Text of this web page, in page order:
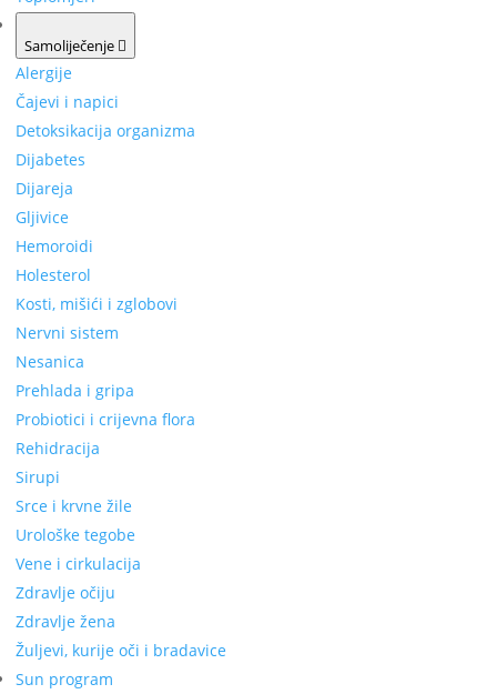
Samoliječenje
Alergije
Čajevi i napici
Detoksikacija organizma
Dijabetes
Dijareja
Gljivice
Hemoroidi
Holesterol
Kosti, mišići i zglobovi
Nervni sistem
Nesanica
Prehlada i gripa
Probiotici i crijevna flora
Rehidracija
Sirupi
Srce i krvne žile
Urološke tegobe
Vene i cirkulacija
Zdravlje očiju
Zdravlje žena
Žuljevi, kurije oči i bradavice
Sun program